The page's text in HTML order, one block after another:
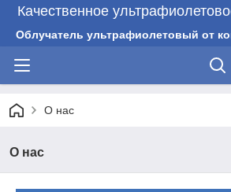
Качественное
Облучатель ультрафиолетовый от
О нас
О нас